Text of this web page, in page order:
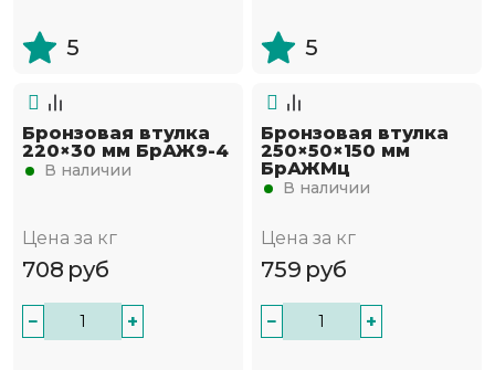
5 5
Бронзовая втулка
220×30 мм БрАЖ9-4
В наличии
Цена за кг
708 руб
− +
Бронзовая втулка
250×50×150 мм
БрАЖМц
В наличии
Цена за кг
759 руб
− +